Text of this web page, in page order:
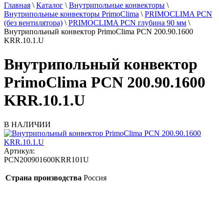
Главная \ Каталог \ Внутрипольные конвекторы \
Внутрипольные конвекторы PrimoClima \ PRIMOCLIMA PCN
(без вентилятора) \ PRIMOCLIMA PCN глубина 90 мм \
Внутрипольный конвектор PrimoClima PCN 200.90.1600
KRR.10.1.U
Внутрипольный конвектор
PrimoClima PCN 200.90.1600
KRR.10.1.U
В НАЛИЧИИ
Артикул:
PCN200901600KRR101U
Страна производства Россия